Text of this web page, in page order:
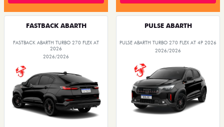
FASTBACK ABARTH
FASTBACK ABARTH TURBO 270 FLEX AT
2026
2026/2026
PULSE ABARTH
PULSE ABARTH TURBO 270 FLEX AT 4P 2026
2026/2026